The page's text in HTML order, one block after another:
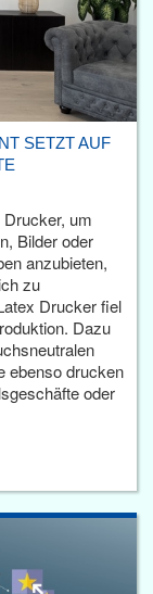
SETZT AUF
um
Bilder oder
anzubieten,
zu
Drucker fiel
Dazu
ebenso drucken
oder